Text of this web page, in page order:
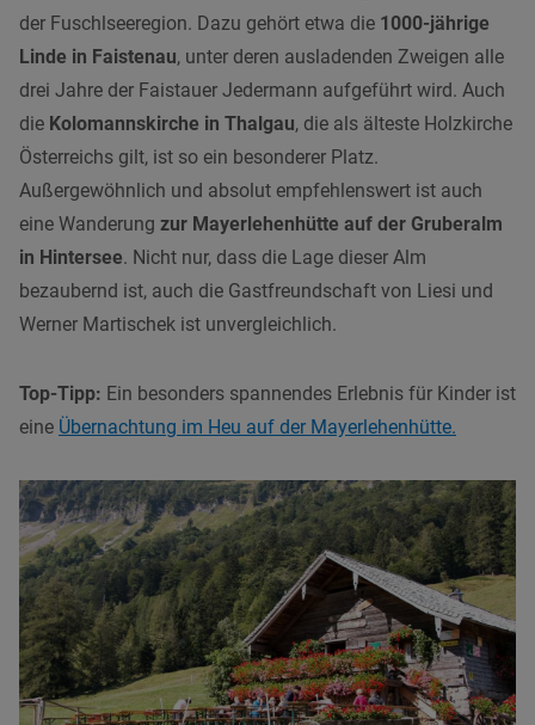
der Fuschlseeregion. Dazu gehört etwa die 1000-jährige
Linde in Faistenau, unter deren ausladenden Zweigen alle
drei Jahre der Faistauer Jedermann aufgeführt wird. Auch
die Kolomannskirche in Thalgau, die als älteste Holzkirche
Österreichs gilt, ist so ein besonderer Platz.
Außergewöhnlich und absolut empfehlenswert ist auch
eine Wanderung zur Mayerlehenhütte auf der Gruberalm
in Hintersee. Nicht nur, dass die Lage dieser Alm
bezaubernd ist, auch die Gastfreundschaft von Liesi und
Werner Martischek ist unvergleichlich.
Top-Tipp: Ein besonders spannendes Erlebnis für Kinder ist
eine Übernachtung im Heu auf der Mayerlehenhütte.